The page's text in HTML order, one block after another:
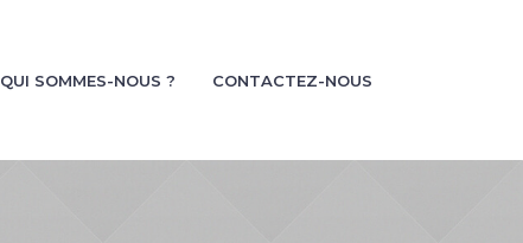
QUI SOMMES-NOUS ? CONTACTEZ-NOUS